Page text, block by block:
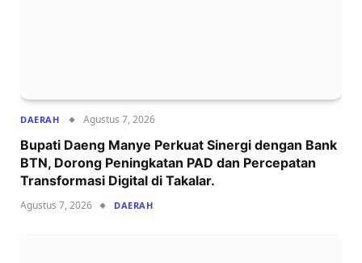
DAERAH Agustus 7, 2026
Bupati Daeng Manye Perkuat Sinergi dengan Bank
BTN, Dorong Peningkatan PAD dan Percepatan
Transformasi Digital di Takalar.
Agustus 7, 2026 DAERAH